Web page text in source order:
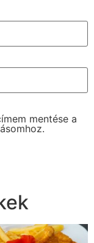
mentése a